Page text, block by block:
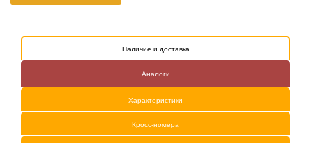
Наличие и доставка
Аналоги
Характеристики
Кросс-номера